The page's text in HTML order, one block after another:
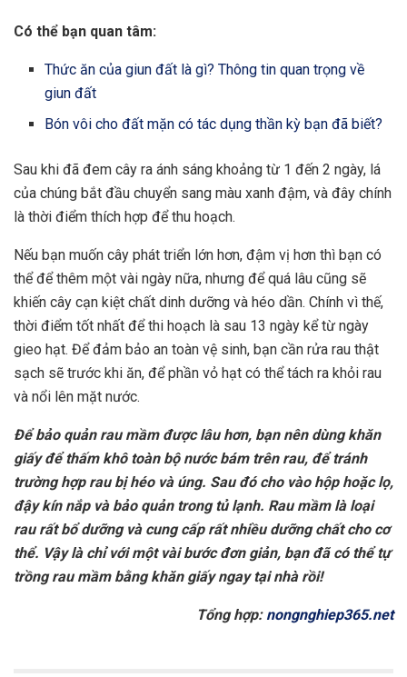
Có thể bạn quan tâm:
Thức ăn của giun đất là gì? Thông tin quan trọng về
giun đất
Bón vôi cho đất mặn có tác dụng thần kỳ bạn đã biết?
Sau khi đã đem cây ra ánh sáng khoảng từ 1 đến 2 ngày, lá
của chúng bắt đầu chuyển sang màu xanh đậm, và đây chính
là thời điểm thích hợp để thu hoạch.
Nếu bạn muốn cây phát triển lớn hơn, đậm vị hơn thì bạn có
thể để thêm một vài ngày nữa, nhưng để quá lâu cũng sẽ
khiến cây cạn kiệt chất dinh dưỡng và héo dần. Chính vì thế,
thời điểm tốt nhất để thi hoạch là sau 13 ngày kể từ ngày
gieo hạt. Để đảm bảo an toàn vệ sinh, bạn cần rửa rau thật
sạch sẽ trước khi ăn, để phần vỏ hạt có thể tách ra khỏi rau
và nổi lên mặt nước.
Để bảo quản rau mầm được lâu hơn, bạn nên dùng khăn
giấy để thấm khô toàn bộ nước bám trên rau, để tránh
trường hợp rau bị héo và úng. Sau đó cho vào hộp hoặc lọ,
đậy kín nắp và bảo quản trong tủ lạnh. Rau mầm là loại
rau rất bổ dưỡng và cung cấp rất nhiều dưỡng chất cho cơ
thể. Vậy là chỉ với một vài bước đơn giản, bạn đã có thể tự
trồng rau mầm bằng khăn giấy ngay tại nhà rồi!
Tổng hợp: nongnghiep365.net